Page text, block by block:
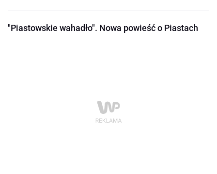
"Piastowskie wahadło". Nowa powieść o Piastach